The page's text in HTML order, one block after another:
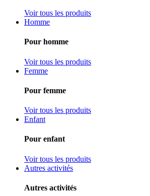
Voir tous les produits
Homme
Pour homme
Voir tous les produits
Femme
Pour femme
Voir tous les produits
Enfant
Pour enfant
Voir tous les produits
Autres activités
Autres activités